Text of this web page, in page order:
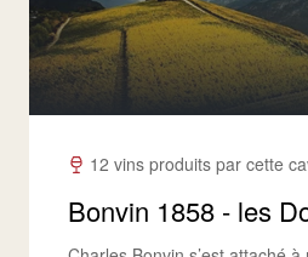
12 vins produits par cette
Bonvin 1858 - les